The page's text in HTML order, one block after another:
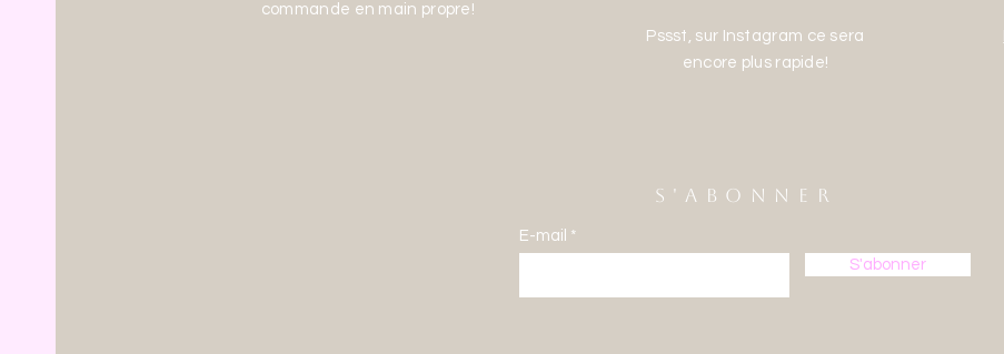
commande en main propre!
Pssst, sur Instagram ce sera
encore plus rapide!
S'ABONNER
E-mail
S'abonner